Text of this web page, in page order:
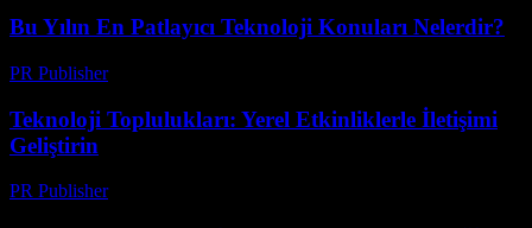
Bu Yılın En Patlayıcı Teknoloji Konuları Nelerdir?
PR Publisher-
Teknoloji Toplulukları: Yerel Etkinliklerle İletişimi
Geliştirin
PR Publisher-